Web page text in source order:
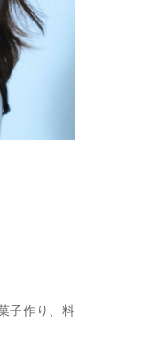
子作り、料